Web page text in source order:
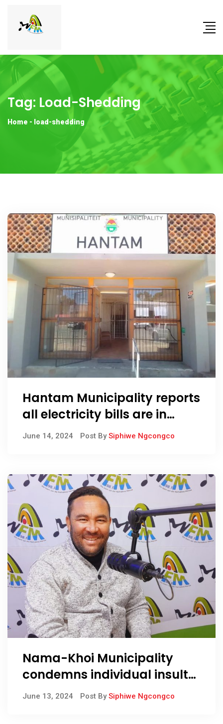
Tag: Load-Shedding
Home - load-shedding
Hantam Municipality reports
all electricity bills are in
order
June 14, 2024 Post BySiphiwe Ngcongco
Nama-Khoi Municipality
condemns individual insults
over service delivery
June 13, 2024 Post BySiphiwe Ngcongco